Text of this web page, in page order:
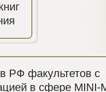
РФ факультетов с
в сфере MINI-